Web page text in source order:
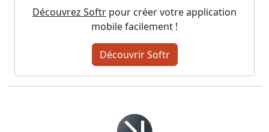
Découvrez Softr pour créer votre application
mobile facilement !
Découvrir Softr